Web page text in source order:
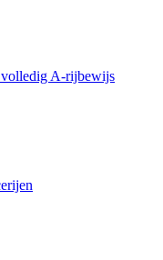
volledig A-rijbewijs